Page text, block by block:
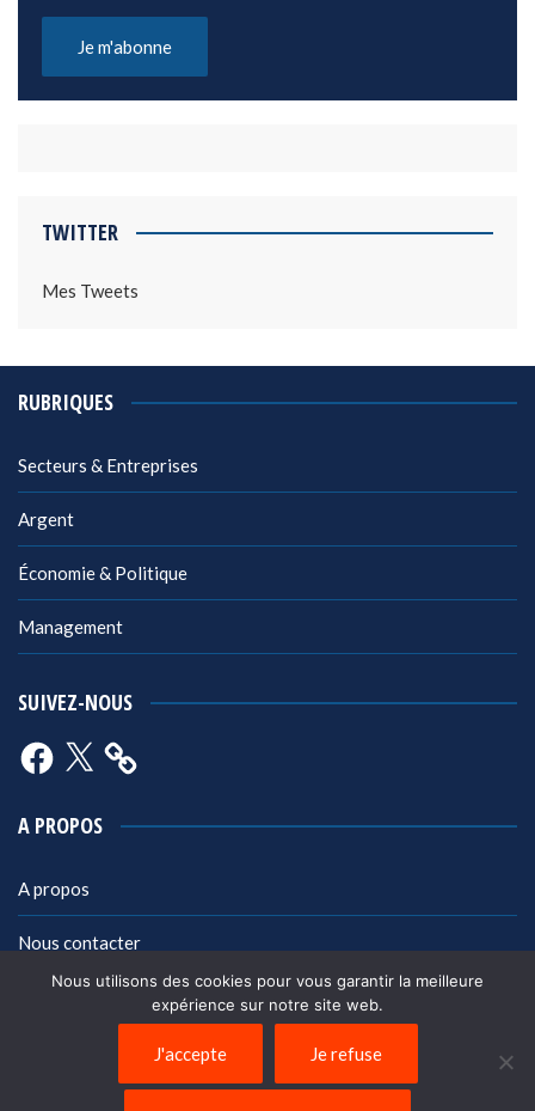
TWITTER
Mes Tweets
RUBRIQUES
Secteurs & Entreprises
Argent
Économie & Politique
Management
SUIVEZ-NOUS
Facebook
X
A PROPOS
A propos
Nous contacter
Politique de confidentialité
Nous utilisons des cookies pour vous garantir la meilleure
expérience sur notre site web.
J'accepte Je refuse